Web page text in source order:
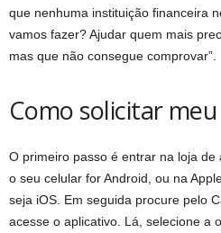
que nenhuma instituição financeira
vamos fazer? Ajudar quem mais
mas que não consegue comprovar”.
Como solicitar
O primeiro passo é entrar na loja de
o seu celular for Android, ou na
seja iOS. Em seguida procure pelo
acesse o aplicativo. Lá, selecione a